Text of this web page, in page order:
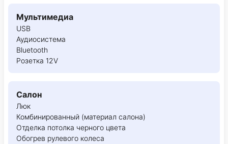
Мультимедиа
USB
Аудиосистема
Bluetooth
Розетка 12V
Салон
Люк
Комбинированный (материал салона)
Отделка потолка черного цвета
Обогрев рулевого колеса